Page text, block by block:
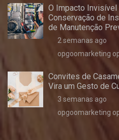
O Impacto Invisível
Conservação de
de Manutenção
2 semanas ago
opgoomarketing
Convites de
Vira um Gesto de
3 semanas ago
opgoomarketing